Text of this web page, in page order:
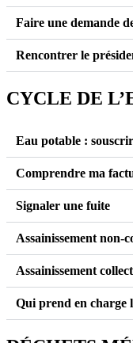
Faire une demande
Rencontrer le
CYCLE DE
Eau potable :
Comprendre ma
Signaler une fuite
Assainissement non-
Assainissement
Qui prend en charge